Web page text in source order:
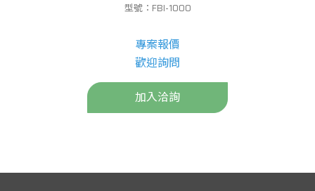
型號：FBI-1000
專案報價
歡迎詢問
加入洽詢